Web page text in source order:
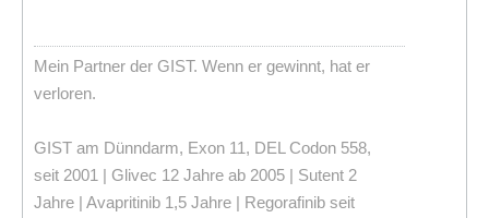
Mein Partner der GIST. Wenn er gewinnt, hat er
verloren.
GIST am Dünndarm, Exon 11, DEL Codon 558,
seit 2001 | Glivec 12 Jahre ab 2005 | Sutent 2
Jahre | Avapritinib 1,5 Jahre | Regorafinib seit